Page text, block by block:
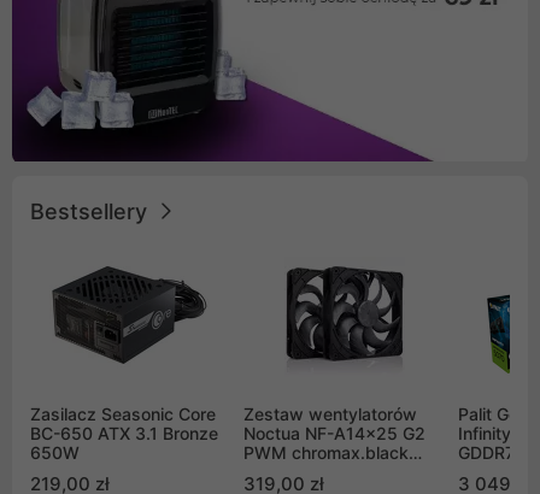
Bestsellery
Zasilacz Seasonic Core
BC-650 ATX 3.1 Bronze
650W
219,00 zł
Zestaw wentylatorów
Noctua NF-A14x25 G2
PWM chromax.black
319,00 zł
Palit
Infinity 3
GDDR7
3 049,00